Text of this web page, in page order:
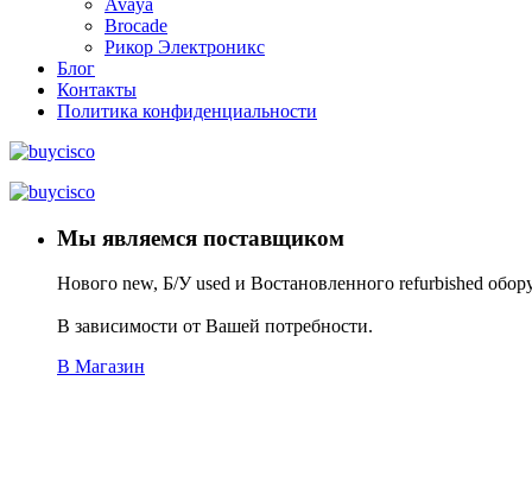
Avaya
Brocade
Рикор Электроникс
Блог
Контакты
Политика конфиденциальности
Мы являемся поставщиком
Нового new, Б/У used и Востановленного refurbished
В зависимости от Вашей потребности.
В Магазин